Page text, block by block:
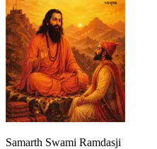
Samarth Swami Ramdasji